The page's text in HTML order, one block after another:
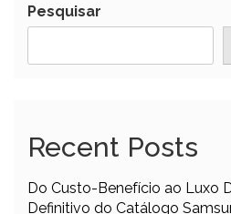
Pesquisar
Recent Posts
Do Custo-Benefício ao Luxo
Definitivo do Catálogo